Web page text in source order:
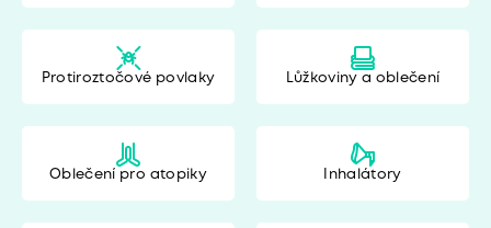
Protiroztočové povlaky Lůžkoviny a oblečení
Oblečení pro atopiky Inhalátory